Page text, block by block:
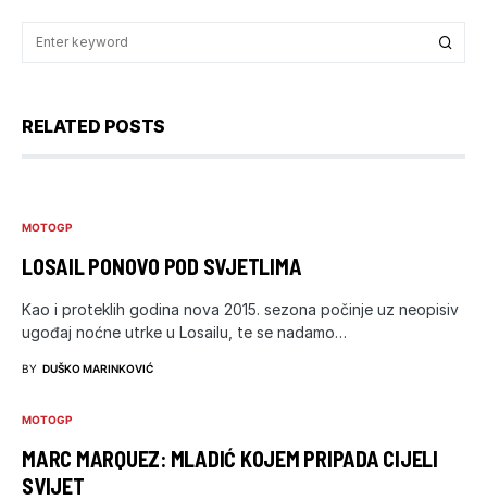
RELATED POSTS
MOTOGP
LOSAIL PONOVO POD SVJETLIMA
Kao i proteklih godina nova 2015. sezona počinje uz neopisiv
ugođaj noćne utrke u Losailu, te se nadamo…
BY DUŠKO MARINKOVIĆ
MOTOGP
MARC MARQUEZ: MLADIĆ KOJEM PRIPADA CIJELI
SVIJET